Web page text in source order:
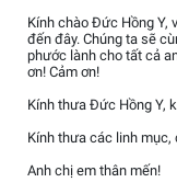
Kính chào Đức Hồng Y,
đến đây. Chúng ta sẽ
phước lành cho tất cả
ơn! Cảm ơn!
Kính thưa Đức Hồng Y,
Kính thưa các linh mục,
Anh chị em thân mến!